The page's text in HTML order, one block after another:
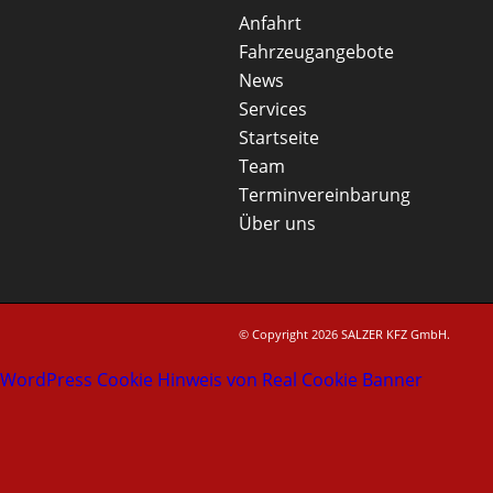
Anfahrt
Fahrzeugangebote
News
Services
Startseite
Team
Terminvereinbarung
Über uns
© Copyright 2026 SALZER KFZ GmbH.
WordPress Cookie Hinweis von Real Cookie Banner